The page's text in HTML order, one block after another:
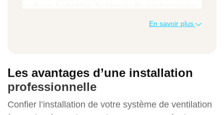
attendu, la complexité du chantier et les
les réglages finaux et la garantie.
Type de prestation
En savoir plus
Les avantages d’une installation
professionnelle
Confier l’installation de votre système de ventilation